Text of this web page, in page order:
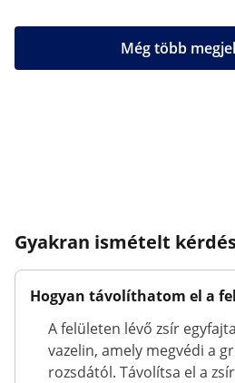
Még több
Gyakran ismételt
Hogyan távolíthatom el a
A felületen lévő zsír
vazelin, amely megvédi a
rozsdától. Távolítsa el a